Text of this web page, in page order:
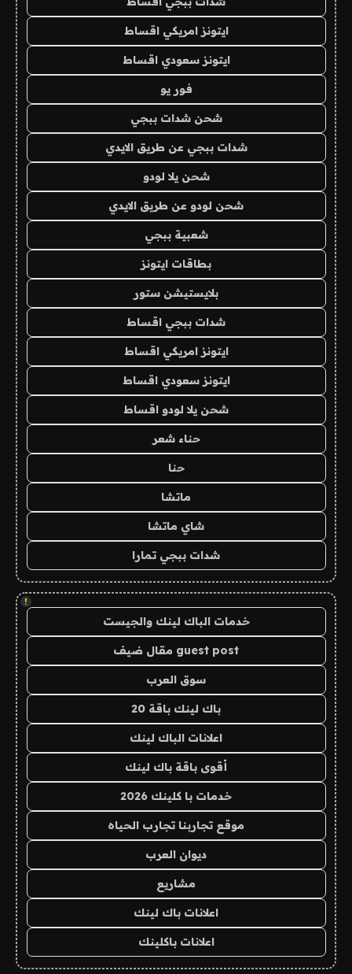
ايتونز امريكي اقساط
ايتونز سعودي اقساط
فور يو
شحن شدات ببجي
شدات ببجي عن طريق الايدي
شحن يلا لودو
شحن لودو عن طريق الايدي
شعبية ببجي
بطاقات ايتونز
بلايستيشن ستور
شدات ببجي اقساط
ايتونز امريكي اقساط
ايتونز سعودي اقساط
شحن يلا لودو اقساط
حناء شعر
حنا
ماتشا
شاي ماتشا
شدات ببجي تمارا
!
خدمات الباك لينك والجيست
guest post مقال ضيف
سوق العرب
باك لينك باقة 20
اعلانات الباك لينك
أقوى باقة باك لينك
خدمات با كلينك 2026
موقع تجاربنا تجارب الحياه
ديوان العرب
مشاريع
اعلانات باك لينك
اعلانات باكلينك